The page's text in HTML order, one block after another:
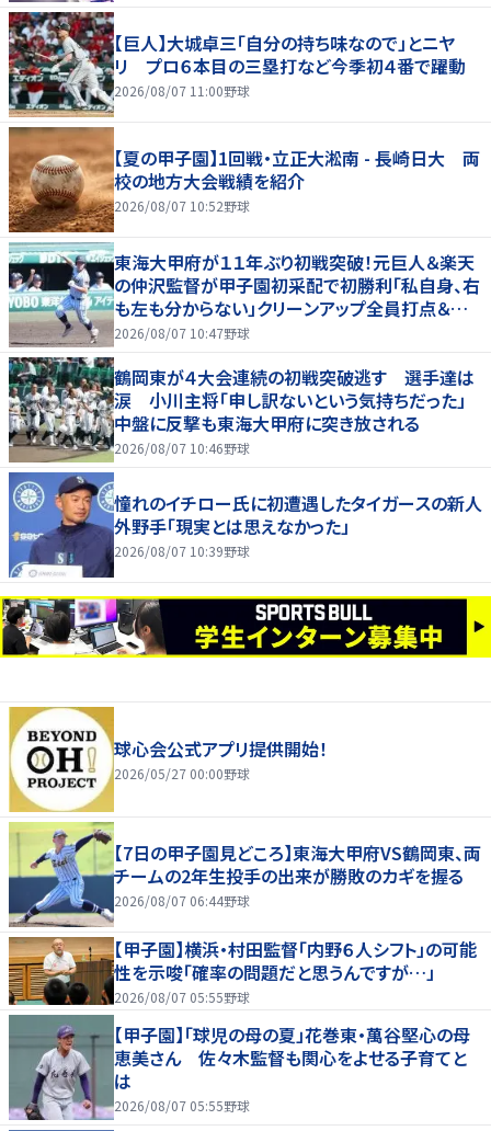
【巨人】大城卓三「自分の持ち味なので」とニヤ
リ プロ６本目の三塁打など今季初４番で躍動
2026/08/07 11:00野球
【夏の甲子園】1回戦・立正大淞南 - 長崎日大 両
校の地方大会戦績を紹介
2026/08/07 10:52野球
東海大甲府が１１年ぶり初戦突破！元巨人＆楽天
の仲沢監督が甲子園初采配で初勝利「私自身、右
も左も分からない」クリーンアップ全員打点＆継
投も「理想的」
2026/08/07 10:47野球
鶴岡東が４大会連続の初戦突破逃す 選手達は
涙 小川主将「申し訳ないという気持ちだった」
中盤に反撃も東海大甲府に突き放される
2026/08/07 10:46野球
憧れのイチロー氏に初遭遇したタイガースの新人
外野手「現実とは思えなかった」
2026/08/07 10:39野球
球心会公式アプリ提供開始！
2026/05/27 00:00野球
【7日の甲子園見どころ】東海大甲府VS鶴岡東、両
チームの2年生投手の出来が勝敗のカギを握る
2026/08/07 06:44野球
【甲子園】横浜・村田監督「内野６人シフト」の可能
性を示唆「確率の問題だと思うんですが…」
2026/08/07 05:55野球
【甲子園】「球児の母の夏」花巻東・萬谷堅心の母
恵美さん 佐々木監督も関心をよせる子育てと
は
2026/08/07 05:55野球